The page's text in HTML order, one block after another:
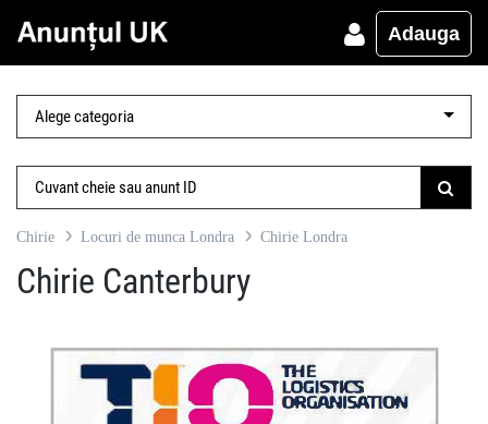
Adauga
Chirie Locuri de munca Londra Chirie Londra
Chirie Canterbury